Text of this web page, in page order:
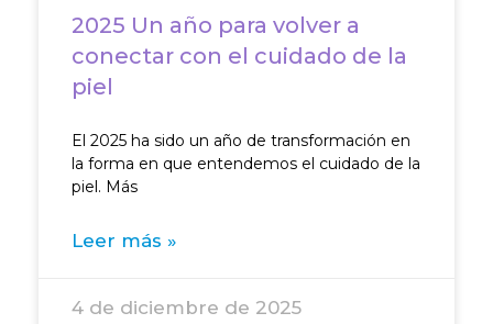
2025 Un año para volver a
conectar con el cuidado de la
piel
El 2025 ha sido un año de transformación en
la forma en que entendemos el cuidado de la
piel. Más
Leer más »
4 de diciembre de 2025